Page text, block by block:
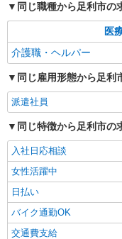
派遣社員
株式会社kotrio /●UT-H-
足利
通費
キープ
同じ職種から足利市の
医
介護職・ヘルパー
同じ雇用形態から足利
派遣社員
同じ特徴から足利市の
入社日応相談
女性活躍中
日払い
バイク通勤OK
交通費支給